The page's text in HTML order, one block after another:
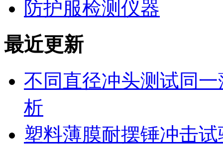
防护服检测仪器
最近更新
不同直径冲头测试同
析
塑料薄膜耐摆锤冲击